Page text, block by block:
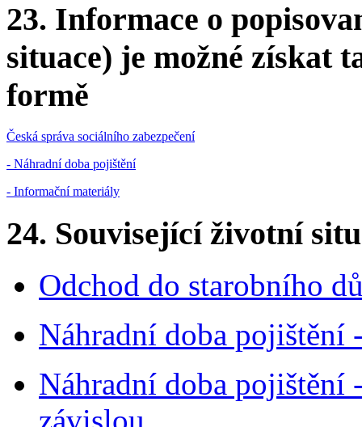
23. Informace o
situace) je možné získat
formě
Česká správa sociálního zabezpečení
- Náhradní doba pojištění
- Informační materiály
24. Související životní
Odchod do starobního
Náhradní doba pojištění
Náhradní doba pojištění